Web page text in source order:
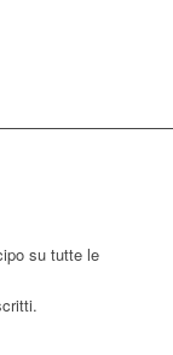
su tutte le